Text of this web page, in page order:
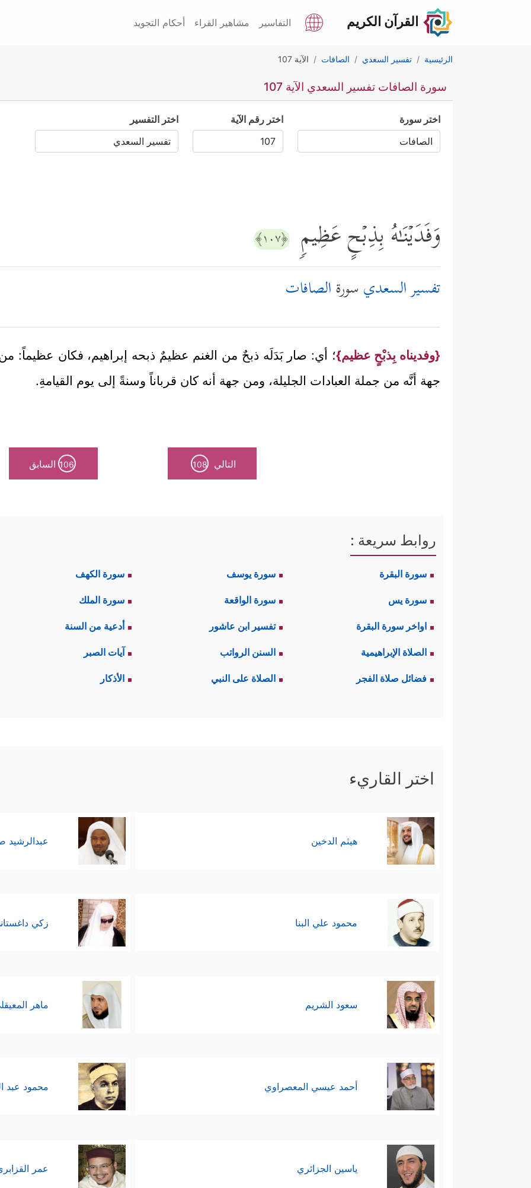
القرآن الكريم التفاسير مشاهير القراء أحكام التجويد
الرئيسية تفسير السعدي الصافات الآية 107
سورة الصافات تفسير السعدي الآية 107
اختر سورة اختر رقم الآية اختر التفسير
وَفَدَیۡنَـٰهُ بِذِبۡحٍ عَظِیمࣲ ﴿١٠٧﴾
تفسير السعدي سورةالصافات
{وفديناه بِذبْحٍ عظيم}؛ أي: صار بَدَلَه ذبحٌ من الغنم عظيمٌ ذبحه إبراهيم، فكان عظيماً:
جهة أنَّه من جملة العبادات الجليلة، ومن جهة أنه كان قرباناً وسنةً إلى يوم القيامةِ.
التالي 108
106 السابق
روابط سريعة :
سورة البقرة سورة يوسف سورة الكهف
سورة يس سورة الواقعة سورة الملك
اواخر سورة البقرة تفسير ابن عاشور أدعية من السنة
الصلاة الإبراهيمية السنن الرواتب آيات الصبر
فضائل صلاة الفجر الصلاة على النبي الأذكار
اختر القاريء
هيثم الدخين عبدالرشيد
محمود علي البنا زكي
سعود الشريم ماهر
أحمد عيسي المعصراوي محمود عبد
ياسين الجزائري عمر